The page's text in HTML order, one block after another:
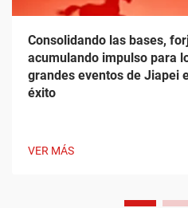
Consolidando las bases,
acumulando impulso para
grandes eventos de Jiapei
éxito
VER MÁS